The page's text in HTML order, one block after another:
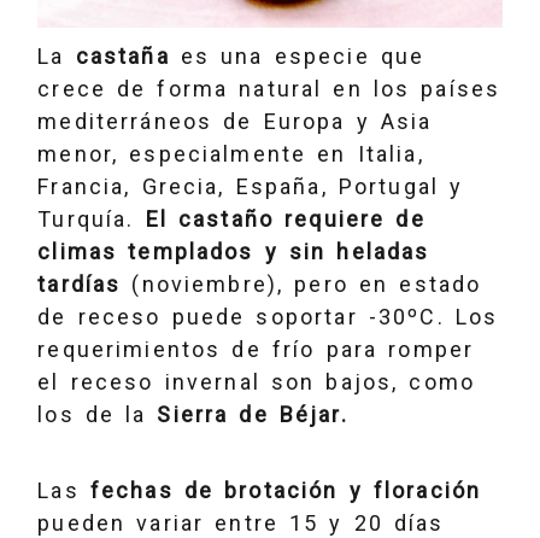
La castaña es una especie que
crece de forma natural en los países
mediterráneos de Europa y Asia
menor, especialmente en Italia,
Francia, Grecia, España, Portugal y
Turquía. El castaño requiere de
climas templados y sin heladas
tardías (noviembre), pero en estado
de receso puede soportar -30ºC. Los
requerimientos de frío para romper
el receso invernal son bajos, como
los de la Sierra de Béjar.
Las fechas de brotación y floración
pueden variar entre 15 y 20 días